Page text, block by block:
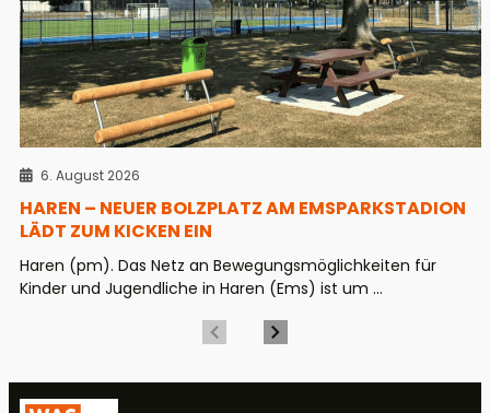
6. August 2026
HAREN – NEUER BOLZPLATZ AM EMSPARKSTADION
LÄDT ZUM KICKEN EIN
Haren (pm). Das Netz an Bewegungsmöglichkeiten für
Kinder und Jugendliche in Haren (Ems) ist um ...